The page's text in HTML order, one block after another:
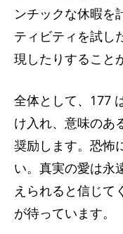
ンチックな休暇を
ティビティを試し
現したりすること
全体として、177
け入れ、意味のあ
奨励します。恐怖
い。真実の愛は永
えられると信じて
が待っています。